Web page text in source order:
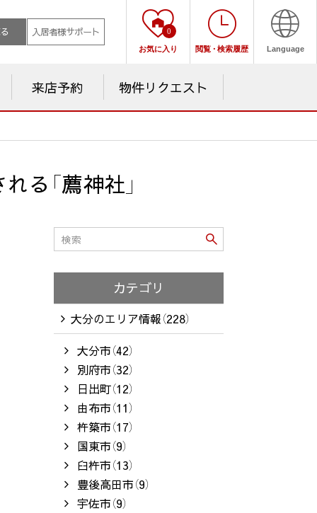
入居者様サポート 0
お気に入り 閲覧・ 検索履歴 Language
来店予約 物件リクエスト
る「薦神社」
カテゴリ
大分のエリア情報（228）
大分市（42）
別府市（32）
日出町（12）
由布市（11）
杵築市（17）
国東市（9）
臼杵市（13）
豊後高田市（9）
宇佐市（9）